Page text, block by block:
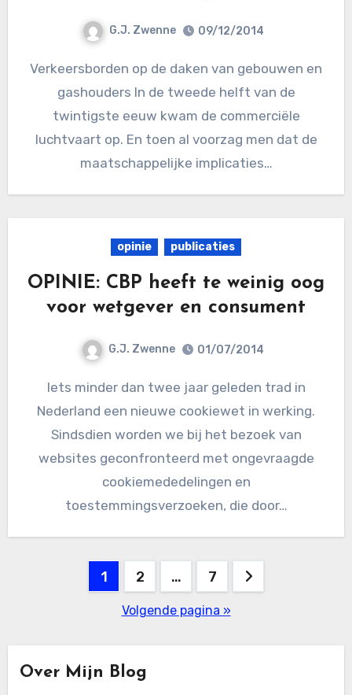
G.J. Zwenne 09/12/2014
Verkeersborden op de daken van gebouwen en
gashouders In de tweede helft van de
twintigste eeuw kwam de commerciële
luchtvaart op. En toen al voorzag men dat de
maatschappelijke implicaties…
opinie publicaties
OPINIE: CBP heeft te weinig oog
voor wetgever en consument
G.J. Zwenne 01/07/2014
Iets minder dan twee jaar geleden trad in
Nederland een nieuwe cookiewet in werking.
Sindsdien worden we bij het bezoek van
websites geconfronteerd met ongevraagde
cookiemededelingen en
toestemmingsverzoeken, die door…
Berichten
paginering
1 2 … 7
Volgende pagina »
Over Mijn Blog